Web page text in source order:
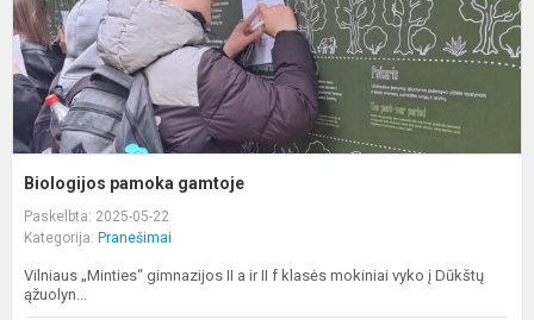
Biologijos pamoka gamtoje
Paskelbta: 2025-05-22
Kategorija: Pranešimai
Vilniaus „Minties“ gimnazijos II a ir II f klasės mokiniai vyko į Dūkštų
ąžuolyn...